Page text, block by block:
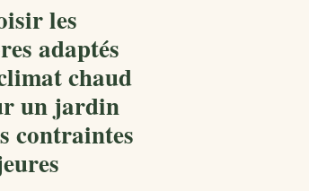
les
adaptés
chaud
un jardin
contraintes